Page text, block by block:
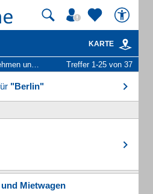
KARTE
Personen Treffer 1-25 von 37
"Berlin"
Mietwagen